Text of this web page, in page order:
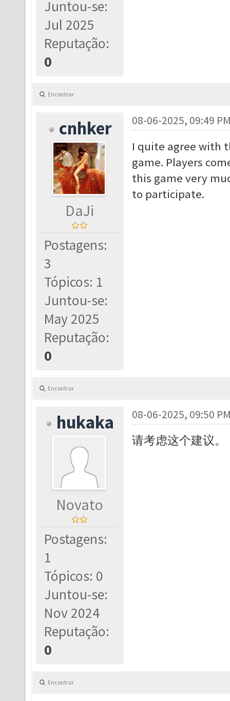
Juntou-se:
Jul 2025
Reputação:
0
Encontrar
cnhker
DaJi
Postagens:
3
Tópicos: 1
Juntou-se:
May 2025
Reputação:
0
08-06-2025, 09:49
I quite agree with
game. Players
this game very
to participate.
Encontrar
hukaka
Novato
Postagens:
1
Tópicos: 0
Juntou-se:
Nov 2024
Reputação:
0
08-06-2025, 09:50
请考虑这个建议。
Encontrar